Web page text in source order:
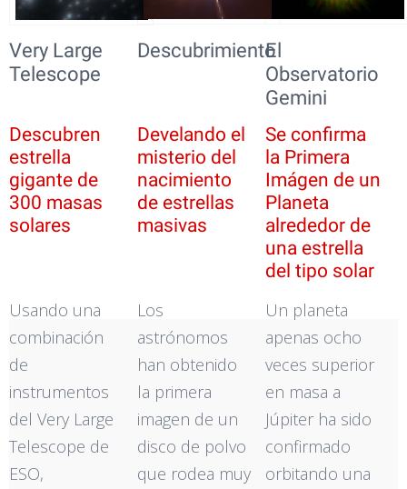
Very Large
Telescope
Descubrimiento
El
Observatorio
Gemini
Descubren
estrella
gigante de
300 masas
solares
Develando el
misterio del
nacimiento
de estrellas
masivas
Se confirma
la Primera
Imágen de un
Planeta
alrededor de
una estrella
del tipo solar
Usando una
combinación
de
instrumentos
del Very Large
Telescope de
ESO,
Los
astrónomos
han obtenido
la primera
imagen de un
disco de polvo
que rodea muy
Un planeta
apenas ocho
veces superior
en masa a
Júpiter ha sido
confirmado
orbitando una